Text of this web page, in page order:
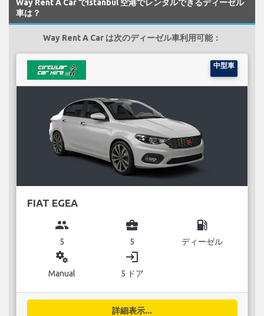
Way Rent A Car でIstanbul 空港でレンタルできるディーゼル
車は？
Way Rent A Car は次のディーゼル車利用可能：
中型車
FIAT EGEA
group
5
business_center
5
local_gas_station
ディーゼル
miscellaneous_services
Manual
login
5 ドア
詳細表示...